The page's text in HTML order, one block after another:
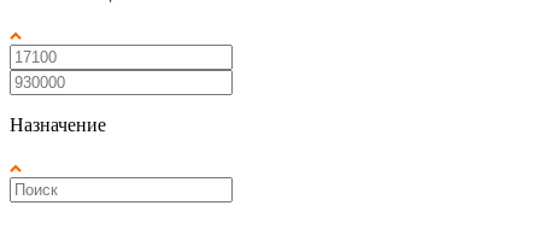
Назначение